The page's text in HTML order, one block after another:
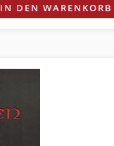
IN DEN WARENKORB